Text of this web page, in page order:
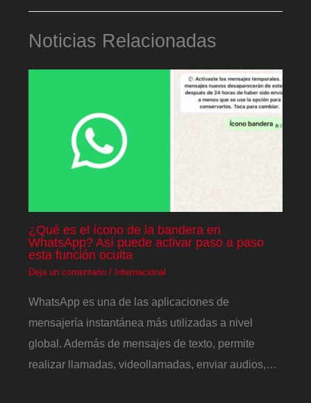
Noticias Relacionadas
¿Qué es el ícono de la bandera en
WhatsApp? Así puede activar paso a paso
esta función oculta
Deja un comentario / Internacional
WhatsApp es una de las aplicaciones de
mensajería instantánea más utilizadas a nivel
global. Además de mensajes de texto, permite
realizar llamadas, videollamadas, enviar audios,…